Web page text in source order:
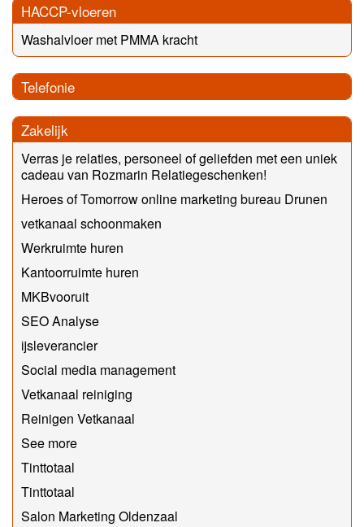
HACCP-vloeren
Washalvloer met PMMA kracht
Telefonie
Zakelijk
Verras je relaties, personeel of geliefden met een uniek
cadeau van Rozmarin Relatiegeschenken!
Heroes of Tomorrow online marketing bureau Drunen
vetkanaal schoonmaken
Werkruimte huren
Kantoorruimte huren
MKBvooruit
SEO Analyse
ijsleverancier
Social media management
Vetkanaal reiniging
Reinigen Vetkanaal
See more
Tinttotaal
Tinttotaal
Salon Marketing Oldenzaal